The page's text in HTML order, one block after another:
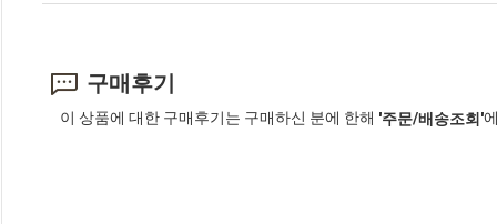
구매후기
이 상품에 대한 구매후기는 구매하신 분에 한해 '주문/배송조회'